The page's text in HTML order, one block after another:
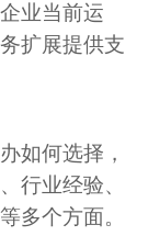
业当前运
扩展提供支
如何选择，
行业经验、
多个方面。